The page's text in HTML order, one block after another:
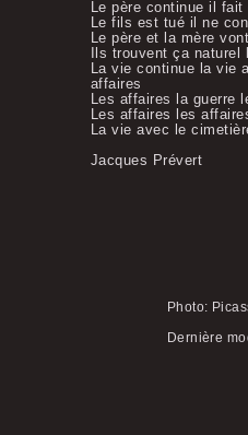
Le père continue il fait
Le fils est tué il ne
Le père et la mère
Ils trouvent ça naturel
La vie continue la vie
affaires
Les affaires la guerre
Les affaires les
La vie avec le
Jacques Prévert
Photo:
Dernière